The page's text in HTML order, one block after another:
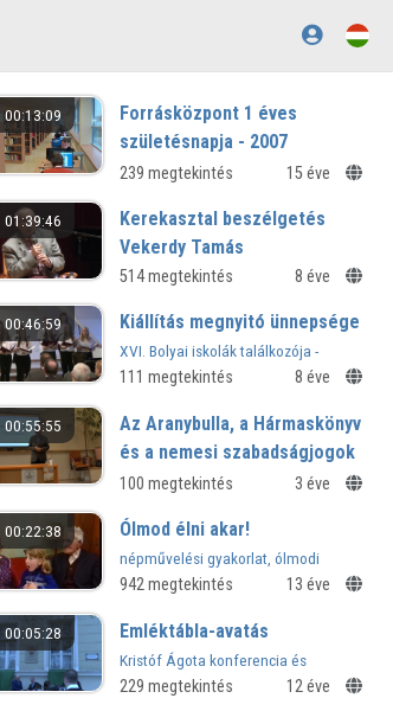
00:13:09
Forrásközpont 1 éves
születésnapja - 2007
239 megtekintés 15 éve
01:39:46
Kerekasztal beszélgetés
Vekerdy Tamás
pszichológussal
Gyakorló iskolák összművészeti
találkozója
514 megtekintés 8 éve
00:46:59 Kiállítás megnyitó ünnepsége
XVI. Bolyai iskolák találkozója -
Gyakorló iskolák összművészeti
111 megtekintés 8 éve
00:55:55
Az Aranybulla, a Hármaskönyv
és a nemesi szabadságjogok
100 megtekintés 3 éve
00:22:38 Ólmod élni akar!
népművelési gyakorlat, ólmodi
riportsorozat
942 megtekintés 13 éve
00:05:28 Emléktábla-avatás
Kristóf Ágota konferencia és
emléktábla-avatás
229 megtekintés 12 éve